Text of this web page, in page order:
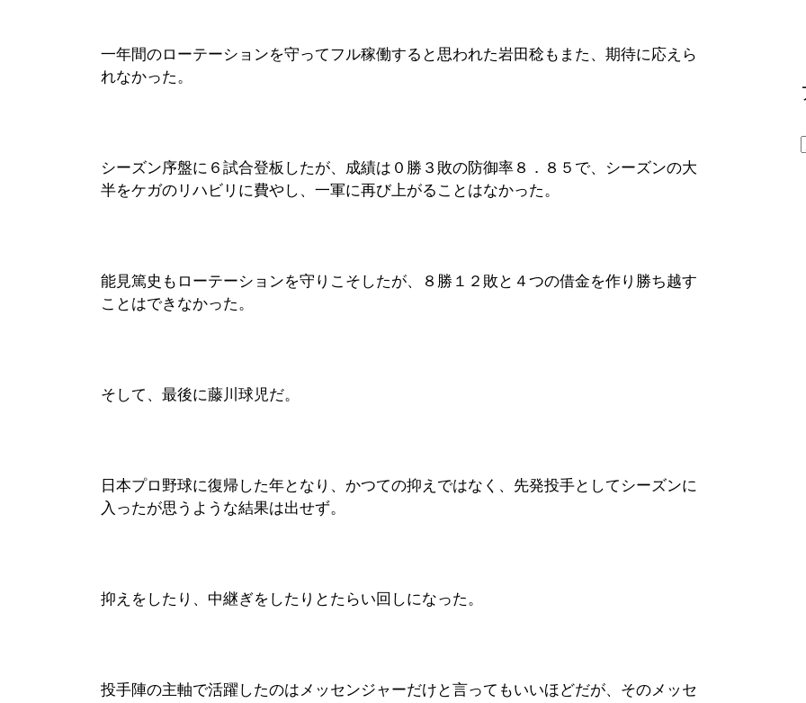
一年間のローテーションを守ってフル稼働すると思われた岩田稔もまた、期待に応えら
れなかった。
シーズン序盤に６試合登板したが、成績は０勝３敗の防御率８．８５で、シーズンの大
半をケガのリハビリに費やし、一軍に再び上がることはなかった。
能見篤史もローテーションを守りこそしたが、８勝１２敗と４つの借金を作り勝ち越す
ことはできなかった。
そして、最後に藤川球児だ。
日本プロ野球に復帰した年となり、かつての抑えではなく、先発投手としてシーズンに
入ったが思うような結果は出せず。
抑えをしたり、中継ぎをしたりとたらい回しになった。
投手陣の主軸で活躍したのはメッセンジャーだけと言ってもいいほどだが、そのメッセ